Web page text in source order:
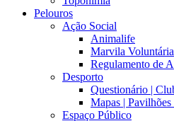
Pelouros
Ação Social
Animalife
Marvila Voluntária
Regulamento de
Desporto
Questionário |
Mapas |
Espaço Público